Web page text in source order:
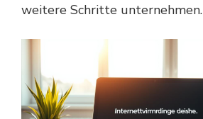
weitere Schritte unternehmen.